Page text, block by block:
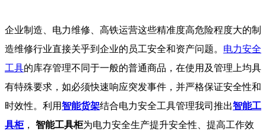
企业制造、电力维修、高铁运营这些精准度高危险程度大的制
造维修行业直接关乎到企业的员工安全和资产问题。 电力安全
工具的库存管理不同于一般的普通商品，在使用及管理上均具
有特殊要求，如必须快速响应突发事件，并严格保证安全性和
时效性。利用智能货架结合电力安全工具管理我司推出智能工
具柜， 智能工具柜为电力安全生产提升安全性、提高工作效